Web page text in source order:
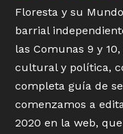
Floresta y su
barrial
las Comunas 9 y
cultural y política,
completa guía de
comenzamos a
2020 en la web,